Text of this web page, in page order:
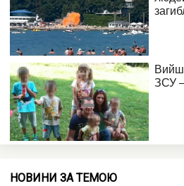
НОВИНИ ЗА ТЕМОЮ